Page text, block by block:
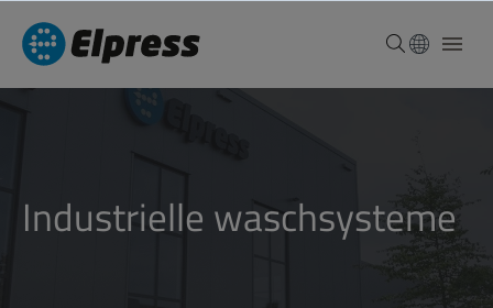
industrielle waschsysteme